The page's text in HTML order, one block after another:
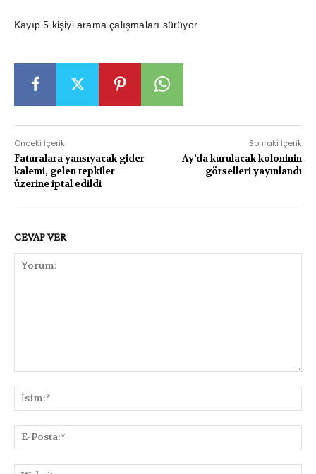
Kayıp 5 kişiyi arama çalışmaları sürüyor.
Önceki İçerik
Faturalara yansıyacak gider
kalemi, gelen tepkiler
üzerine iptal edildi
Sonraki İçerik
Ay’da kurulacak koloninin
görselleri yayınlandı
CEVAP VER